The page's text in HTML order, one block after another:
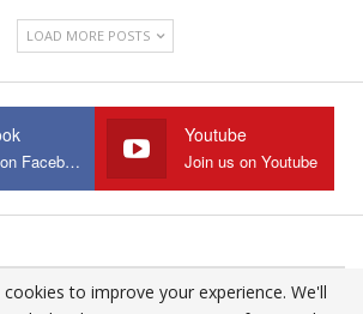
LOAD MORE POSTS
Join us on Facebook
Youtube
Join us on Youtube
2025 - All Rights Reserved.
to improve your experience. We'll